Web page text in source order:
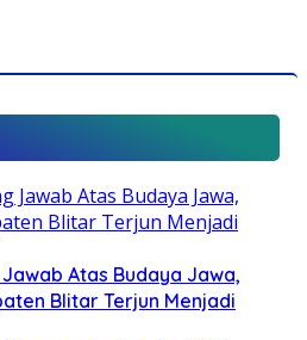
Atas Budaya Jawa,
Blitar Terjun Menjadi